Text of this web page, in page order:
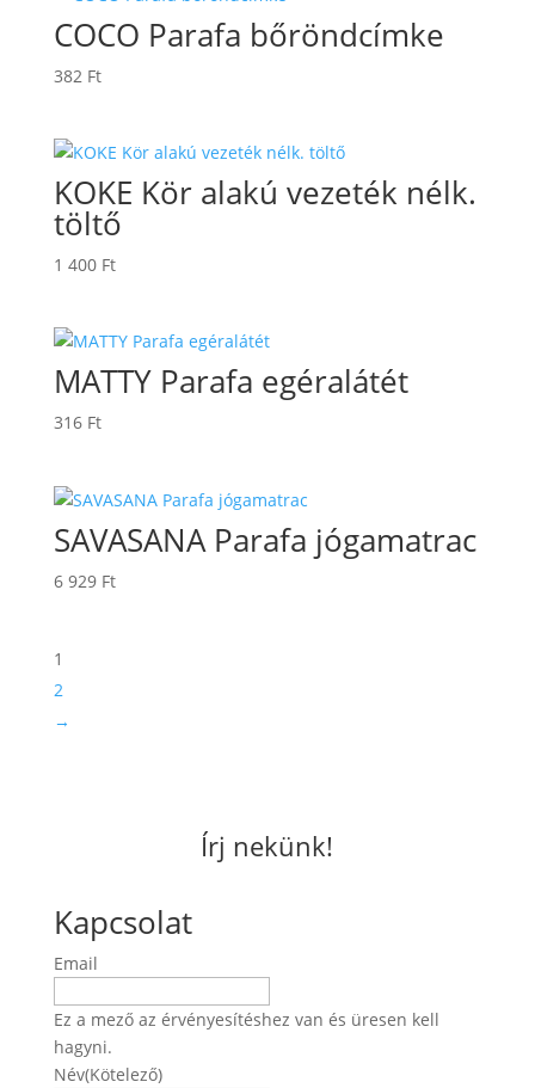
COCO Parafa bőröndcímke
382 Ft
KOKE Kör alakú vezeték nélk.
töltő
1 400 Ft
MATTY Parafa egéralátét
316 Ft
SAVASANA Parafa jógamatrac
6 929 Ft
1
2
→
Írj nekünk!
Kapcsolat
Email
Ez a mező az érvényesítéshez van és üresen kell
hagyni.
Név(Kötelező)